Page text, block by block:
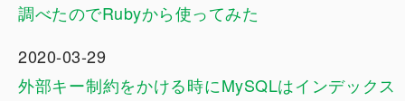
調べたのでRubyから使ってみた
2020-03-29
外部キー制約をかける時にMySQLはインデックス